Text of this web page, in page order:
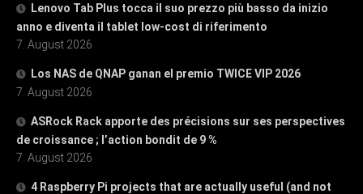
Lenovo Tab Plus tocca il suo prezzo più basso da inizio
anno e diventa il tablet low-cost di riferimento
7. August 2026
Los NAS de QNAP ganan el premio TWICE VIP 2026
7. August 2026
ASRock Rack apporte des précisions sur ses perspectives
de croissance ; l’action bondit de 9 %
7. August 2026
4 Raspberry Pi projects that are actually useful (and not